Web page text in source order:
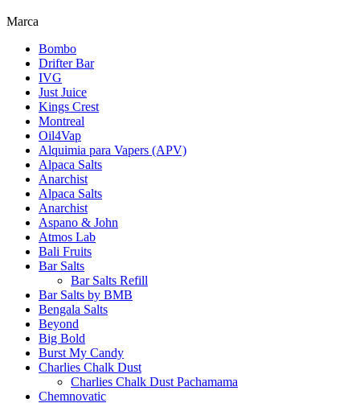
Marca
Bombo
Drifter Bar
IVG
Just Juice
Kings Crest
Montreal
Oil4Vap
Alquimia para Vapers (APV)
Alpaca Salts
Anarchist
Alpaca Salts
Anarchist
Aspano & John
Atmos Lab
Bali Fruits
Bar Salts
Bar Salts Refill
Bar Salts by BMB
Bengala Salts
Beyond
Big Bold
Burst My Candy
Charlies Chalk Dust
Charlies Chalk Dust Pachamama
Chemnovatic